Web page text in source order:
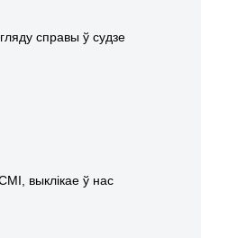
справы ў судзе
выклікае ў нас